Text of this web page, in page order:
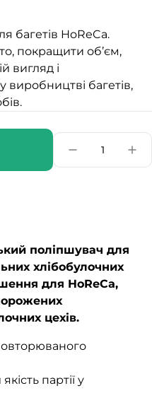
багетів HoReCa.
покращити об’єм,
вигляд і
виробництві багетів,
поліпшувач для
хлібобулочних
для HoReCa,
цехів.
партії у